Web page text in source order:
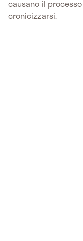
causano il
cronicizzarsi.